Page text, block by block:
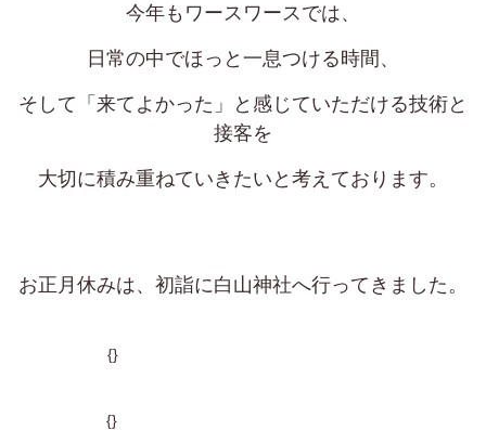
9:00~18:00
営業時間 9:00~18:00
025-281-7980
025-384-0023
coco Porte
9:00~18:00
今年もワースワースでは、
日常の中でほっと一息つける時間、
そして「来てよかった」と感じていただける技術と
接客を
大切に積み重ねていきたいと考えております。
お正月休みは、初詣に白山神社へ行ってきました。
{}
{}